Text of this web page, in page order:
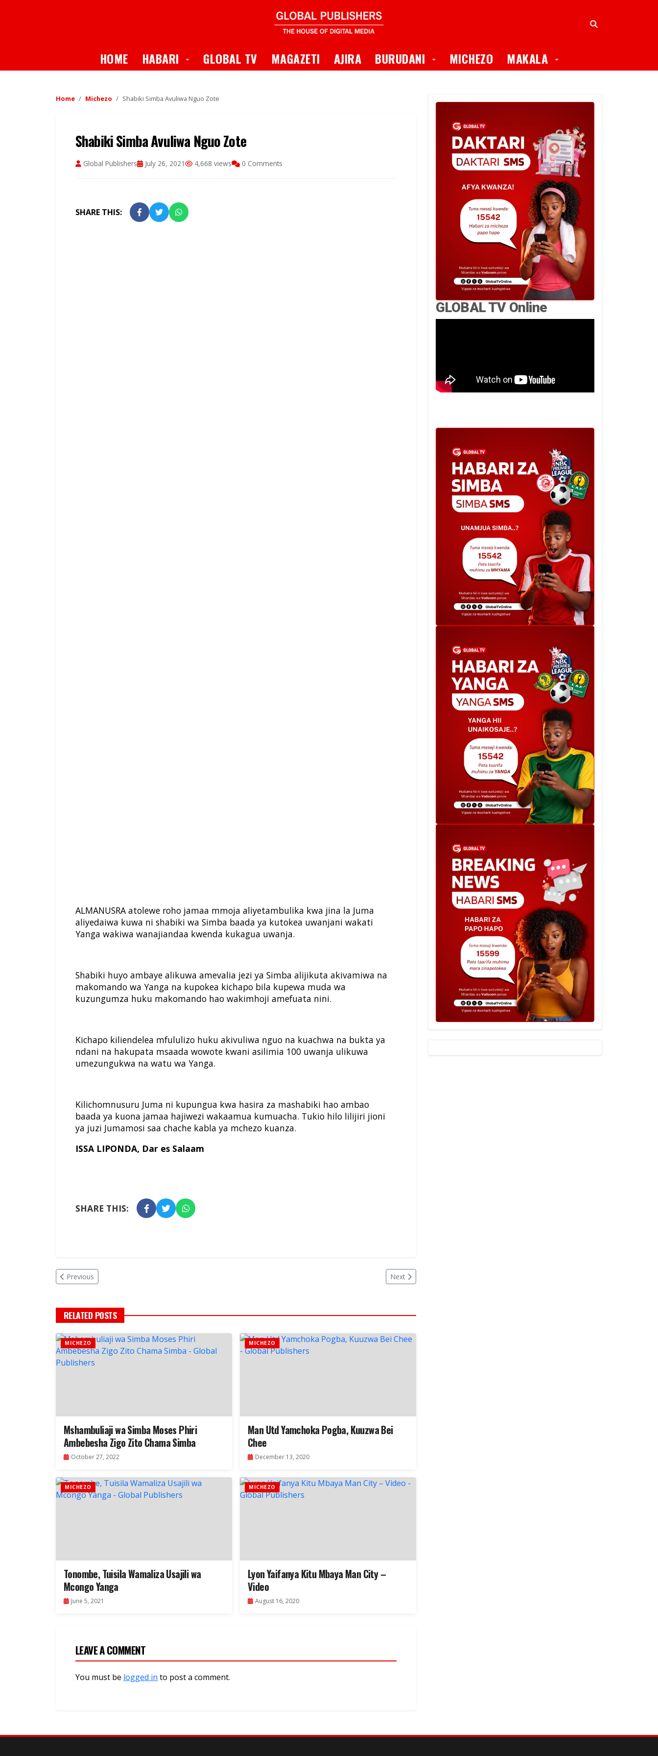
HOME HABARI Toggle Dropdown
GLOBAL TV MAGAZETI AJIRA BURUDANI Toggle Dropdown
MICHEZO MAKALA Toggle Dropdown
Home Michezo Shabiki Simba Avuliwa Nguo Zote
Shabiki Simba Avuliwa Nguo Zote
Global Publishers July 26, 2021 4,668 views 0 Comments
SHARE THIS:
ALMANUSRA atolewe roho jamaa mmoja aliyetambulika kwa jina la Juma
aliyedaiwa kuwa ni shabiki wa Simba baada ya kutokea uwanjani wakati
Yanga wakiwa wanajiandaa kwenda kukagua uwanja.
Shabiki huyo ambaye alikuwa amevalia jezi ya Simba alijikuta akivamiwa na
makomando wa Yanga na kupokea kichapo bila kupewa muda wa
kuzungumza huku makomando hao wakimhoji amefuata nini.
Kichapo kiliendelea mfululizo huku akivuliwa nguo na kuachwa na bukta ya
ndani na hakupata msaada wowote kwani asilimia 100 uwanja ulikuwa
umezungukwa na watu wa Yanga.
Kilichomnusuru Juma ni kupungua kwa hasira za mashabiki hao ambao
baada ya kuona jamaa hajiwezi wakaamua kumuacha. Tukio hilo lilijiri jioni
ya juzi Jumamosi saa chache kabla ya mchezo kuanza.
ISSA LIPONDA, Dar es Salaam
SHARE THIS:
Previous Next
RELATED POSTS
MICHEZO
Mshambuliaji wa Simba Moses Phiri
Ambebesha Zigo Zito Chama Simba
October 27, 2022
MICHEZO
Man Utd Yamchoka Pogba, Kuuzwa Bei
Chee
December 13, 2020
MICHEZO
Tonombe, Tuisila Wamaliza Usajili wa
Mcongo Yanga
June 5, 2021
MICHEZO
Lyon Yaifanya Kitu Mbaya Man City –
Video
August 16, 2020
LEAVE A COMMENT
You must be logged in to post a comment.
GLOBAL TV Online